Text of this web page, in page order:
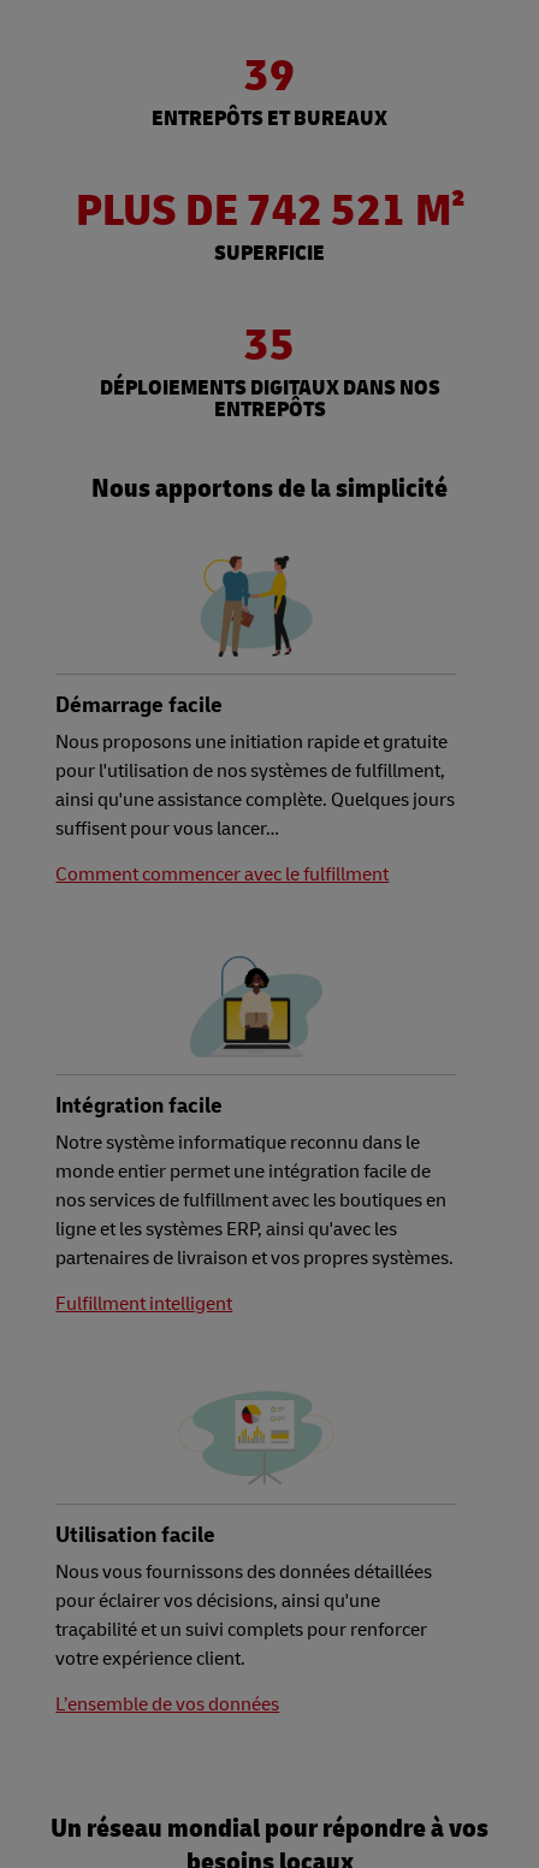
39
ENTREPÔTS ET BUREAUX
PLUS DE 742 521 M²
SUPERFICIE
35
DÉPLOIEMENTS DIGITAUX DANS NOS
ENTREPÔTS
Nous apportons de la simplicité
Démarrage facile
Nous proposons une initiation rapide et gratuite
pour l'utilisation de nos systèmes de fulfillment,
ainsi qu'une assistance complète. Quelques jours
suffisent pour vous lancer…
Comment commencer avec le fulfillment
Intégration facile
Notre système informatique reconnu dans le
monde entier permet une intégration facile de
nos services de fulfillment avec les boutiques en
ligne et les systèmes ERP, ainsi qu'avec les
partenaires de livraison et vos propres systèmes.
Fulfillment intelligent
Utilisation facile
Nous vous fournissons des données détaillées
pour éclairer vos décisions, ainsi qu'une
traçabilité et un suivi complets pour renforcer
votre expérience client.
L’ensemble de vos données
Un réseau mondial pour répondre à vos